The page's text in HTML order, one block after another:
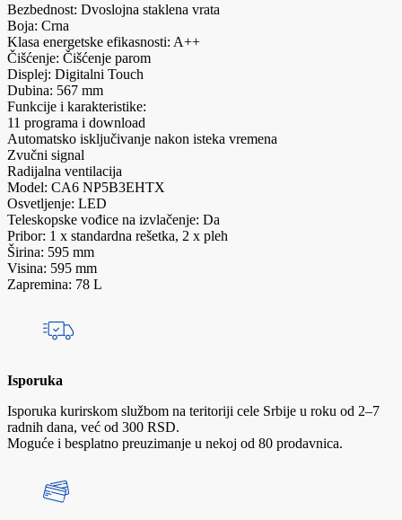
Bezbednost: Dvoslojna staklena vrata
Boja: Crna
Klasa energetske efikasnosti: A++
Čišćenje: Čišćenje parom
Displej: Digitalni Touch
Dubina: 567 mm
Funkcije i karakteristike:
11 programa i download
Automatsko isključivanje nakon isteka vremena
Zvučni signal
Radijalna ventilacija
Model: CA6 NP5B3EHTX
Osvetljenje: LED
Teleskopske vođice na izvlačenje: Da
Pribor: 1 x standardna rešetka, 2 x pleh
Širina: 595 mm
Visina: 595 mm
Zapremina: 78 L
Isporuka
Isporuka kurirskom službom na teritoriji cele Srbije u roku od 2–7
radnih dana, već od 300 RSD.
Moguće i besplatno preuzimanje u nekoj od 80 prodavnica.